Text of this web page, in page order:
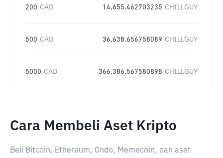
200 CAD 14,655.462703235 CHILLGUY
500 CAD 36,638.656758089 CHILLGUY
5000 CAD 366,386.567580898 CHILLGUY
Cara Membeli Aset Kripto
Beli Bitcoin, Ethereum, Ondo, Memecoin, dan aset